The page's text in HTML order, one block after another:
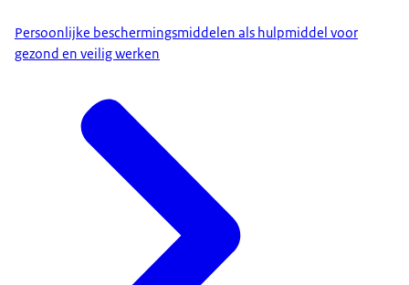
Persoonlijke beschermingsmiddelen als hulpmiddel voor
gezond en veilig werken